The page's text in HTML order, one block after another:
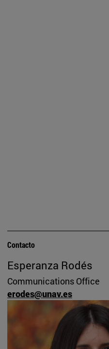
Contacto
Esperanza Rodés
Communications Office
erodes@unav.es